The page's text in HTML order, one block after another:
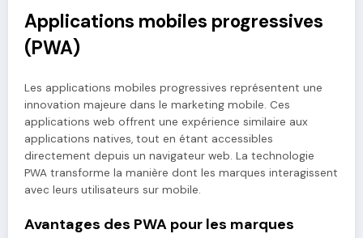
Applications mobiles progressives
(PWA)
Les applications mobiles progressives représentent une
innovation majeure dans le marketing mobile. Ces
applications web offrent une expérience similaire aux
applications natives, tout en étant accessibles
directement depuis un navigateur web. La technologie
PWA transforme la manière dont les marques interagissent
avec leurs utilisateurs sur mobile.
Avantages des PWA pour les marques